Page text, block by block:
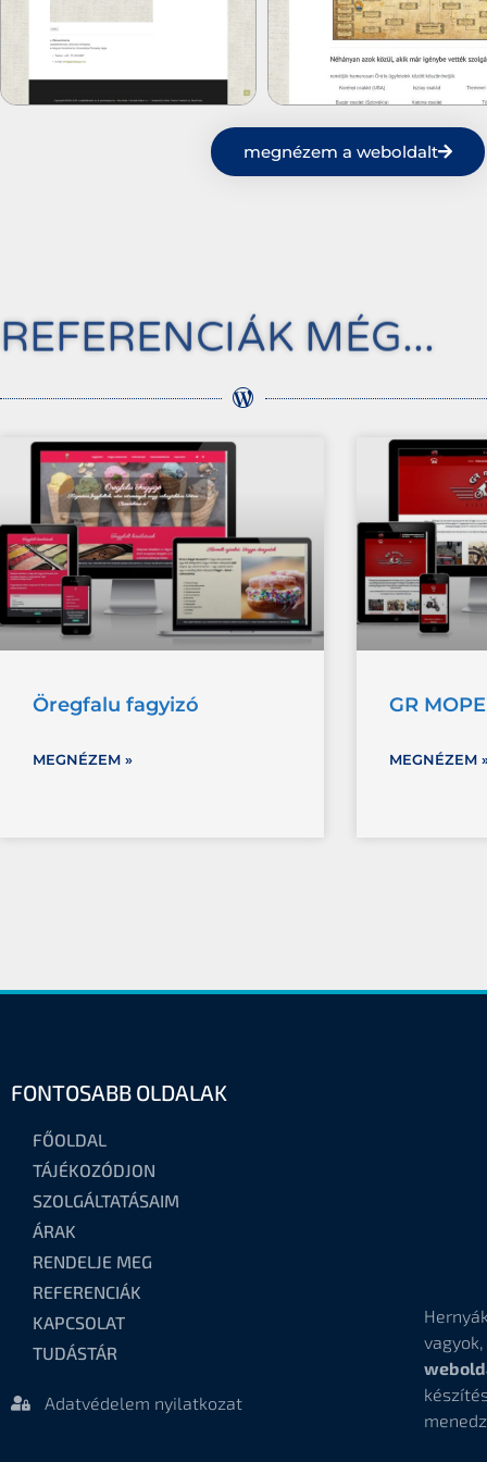
megnézem a weboldalt
REFERENCIÁK MÉG...
Öregfalu fagyizó
MEGNÉZEM »
GR
MEGNÉZEM
FONTOSABB OLDALAK
FŐOLDAL
TÁJÉKOZÓDJON
SZOLGÁLTATÁSAIM
ÁRAK
RENDELJE MEG
REFERENCIÁK
KAPCSOLAT
TUDÁSTÁR
Adatvédelem nyilatkozat